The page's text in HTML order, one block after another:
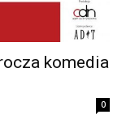
komedia
0